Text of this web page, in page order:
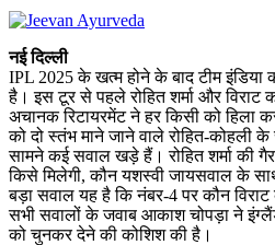
नई दिल्ली
IPL 2025 के खत्म होने के बाद टीम इंडिया
है। इस टूर से पहले रोहित शर्मा और विराट
अचानक रिटायरमेंट ने हर किसी को हिला
को दो स्तंभ माने जाने वाले रोहित-कोहली
सामने कई सवाल खड़े हैं। रोहित शर्मा की
किसे मिलेगी, कौन यशस्वी जायसवाल के
बड़ा सवाल यह है कि नंबर-4 पर कौन
सभी सवालों के जवाब आकाश चोपड़ा ने
को चुनकर देने की कोशिश की है।